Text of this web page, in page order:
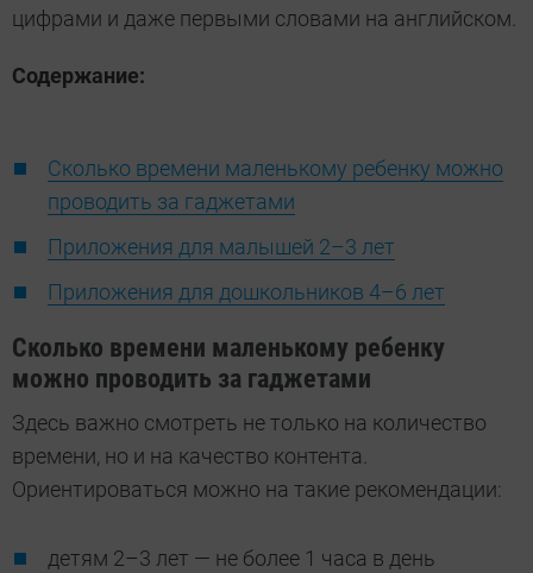
цифрами и даже первыми словами на английском.
Содержание:
Сколько времени маленькому ребенку можно
проводить за гаджетами
Приложения для малышей 2–3 лет
Приложения для дошкольников 4–6 лет
Сколько времени маленькому ребенку
можно проводить за гаджетами
Здесь важно смотреть не только на количество
времени, но и на качество контента.
Ориентироваться можно на такие рекомендации:
детям 2–3 лет — не более 1 часа в день